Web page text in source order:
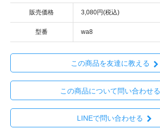
販売価格 3,080円(税込)
型番 wa8
この商品を友達に教える
この商品について問い合わせる
LINEで問い合わせる